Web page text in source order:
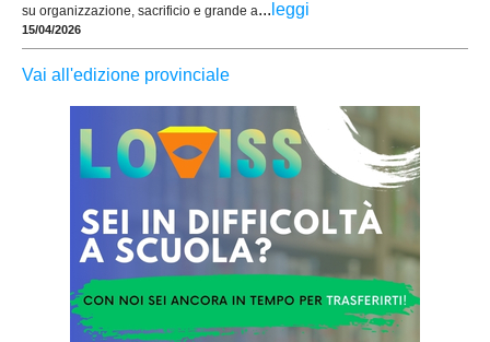
su organizzazione, sacrificio e grande a... leggi
15/04/2026
Vai all'edizione provinciale